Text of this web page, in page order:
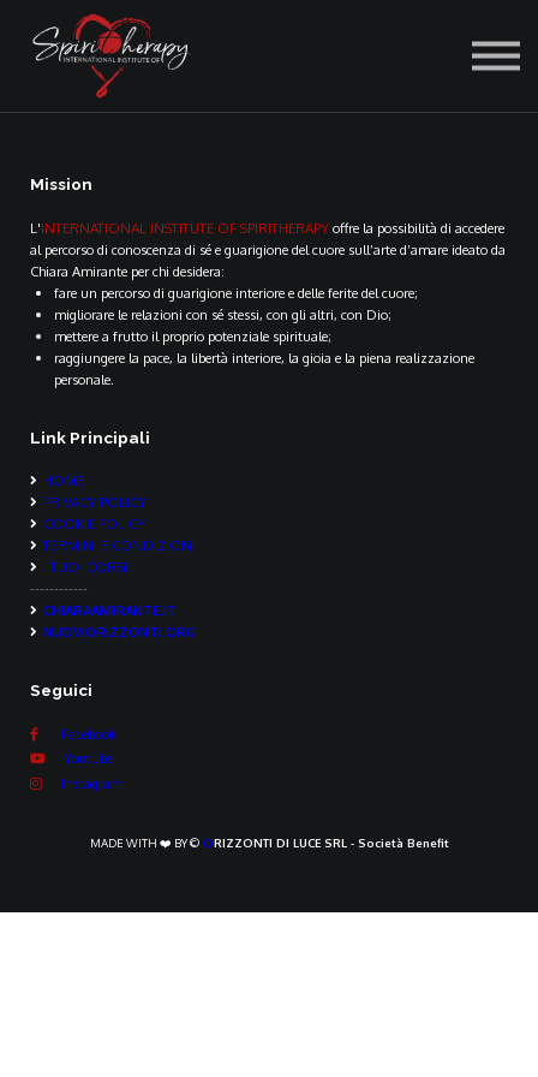
Mission
L'INTERNATIONAL INSTITUTE OF SPIRITHERAPY offre la possibilità di accedere
al percorso di conoscenza di sé e guarigione del cuore sull’arte d’amare ideato da
Chiara Amirante per chi desidera:
fare un percorso di guarigione interiore e delle ferite del cuore;
migliorare le relazioni con sé stessi, con gli altri, con Dio;
mettere a frutto il proprio potenziale spirituale;
raggiungere la pace, la libertà interiore, la gioia e la piena realizzazione
personale.
Link Principali
HOME
PRIVACY POLICY
COOKIE POLICY
TERMINI E CONDIZIONI
I TUOI CORSI
------------
CHIARAAMIRANTE.IT
NUOVIORIZZONTI.ORG
Seguici
Facebook
Youtube
Instagram
MADE WITH ❤️ BY © ORIZZONTI DI LUCE SRL - Società Benefit